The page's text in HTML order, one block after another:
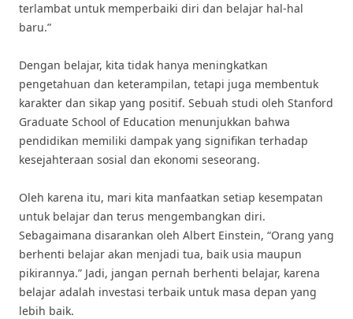
terlambat untuk memperbaiki diri dan belajar hal-hal
baru.”
Dengan belajar, kita tidak hanya meningkatkan
pengetahuan dan keterampilan, tetapi juga membentuk
karakter dan sikap yang positif. Sebuah studi oleh Stanford
Graduate School of Education menunjukkan bahwa
pendidikan memiliki dampak yang signifikan terhadap
kesejahteraan sosial dan ekonomi seseorang.
Oleh karena itu, mari kita manfaatkan setiap kesempatan
untuk belajar dan terus mengembangkan diri.
Sebagaimana disarankan oleh Albert Einstein, “Orang yang
berhenti belajar akan menjadi tua, baik usia maupun
pikirannya.” Jadi, jangan pernah berhenti belajar, karena
belajar adalah investasi terbaik untuk masa depan yang
lebih baik.